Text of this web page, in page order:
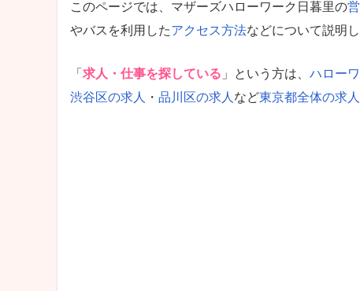
このページでは、マザーズハローワーク日暮里の
やバスを利用したアクセス方法などについて説明し
「 求人・仕事を探している 」という方は、 ハロー
渋谷区の求人 ・ 品川区の求人など東京都全体の求人